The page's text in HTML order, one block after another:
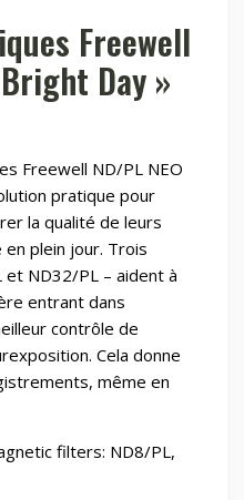
Freewell
Day »
Freewell ND/PL NEO
pratique pour
la qualité de leurs
plein jour. Trois
ND32/PL – aident à
entrant dans
contrôle de
Cela donne
même en